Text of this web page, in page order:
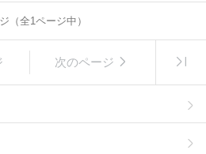
（全1ページ中）
次のページ